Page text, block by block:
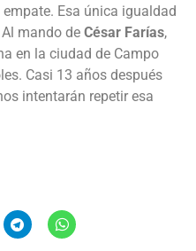
Esa única igualdad
mando de César Farías,
en la ciudad de Campo
Casi 13 años después
intentarán repetir esa